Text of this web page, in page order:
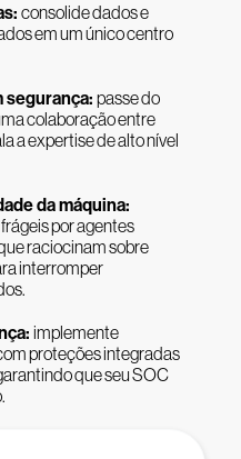
consolide dados e
em um único centro
segurança: passe do
colaboração entre
a expertise de alto nível
da máquina:
por agentes
raciocinam sobre
interromper
implemente
proteções integradas
que seu SOC